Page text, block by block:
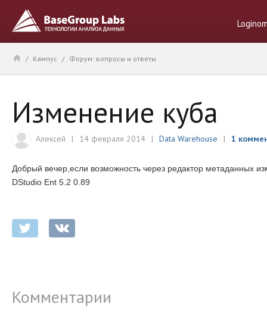
/ Кампус / Форум: вопросы и ответы
Изменение куба
Алексей 14 февраля 2014 Data Warehouse 1
Добрый вечер,если возможность через редактор метаданных
DStudio Ent 5.2 0.89
Комментарии